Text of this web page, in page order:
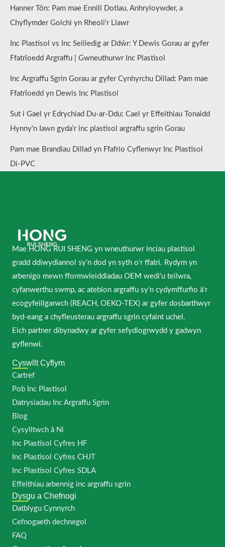
Hanner Tôn: Pam mae Ennill Dotiau, Anhryloywder, a
Chyflymder Golchi yn Rheoli'r Llawr
Inc Plastisol vs Inc Seiliedig ar Ddŵr: Y Dewis Gorau ar gyfer
Ffatrïoedd Argraffu | Gwneuthurwr Inc Plastisol
Inc Argraffu Sgrin Gorau ar gyfer Cynhyrchu Dillad: Pam mae
Ffatrïoedd yn Dewis Inc Plastisol
Sut i Gael yr Edrychiad Du-ar-Ddu: Cael yr Effeithiau Tonaidd
Hynny'n Iawn gyda'r inc plastisol argraffu sgrin Gorau
Pam mae Brandiau Dillad yn Ffafrio Cyflenwyr Inc Plastisol
Di-PVC
Mae HONG RUI SHENG yn wneuthurwr inciau plastisol
gradd ddiwydiannol sy'n dod yn syth o'r ffatri. Rydym yn
arbenigo mewn fformwleiddiadau OEM wedi'u teilwra,
cyfanwerthu swmp, ac atebion argraffu sy'n cydymffurfio â'r
ecogyfeillgarwch (REACH, OEKO-TEX) ar gyfer dosbarthwyr
byd-eang a chyfleusterau argraffu sgrin cyfaint uchel.
Eich partner dibynadwy ar gyfer sefydlogrwydd y gadwyn
gyflenwi.
Cyswllt Cyflym
Cartref
Pob Inc Plastisol
Datrysiadau Inc Argraffu Sgrin
Blog
Cysylltwch â Ni
Inc Plastisol Cyfres HF
Inc Plastisol Cyfres CHJT
Inc Plastisol Cyfres SDLA
Effeithiau arbennig inc argraffu sgrin
Dysgu a Chefnogi
Datblygu Cynnyrch
Cefnogaeth dechnegol
FAQ